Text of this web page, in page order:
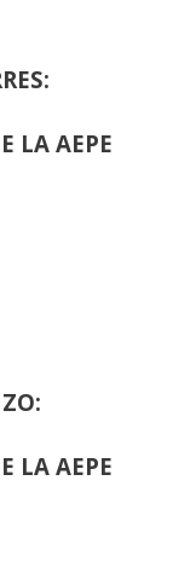
LA AEPE
LA AEPE